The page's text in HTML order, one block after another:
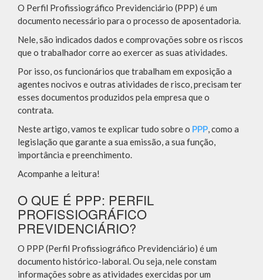
O Perfil Profissiográfico Previdenciário (PPP) é um
documento necessário para o processo de aposentadoria.
Nele, são indicados dados e comprovações sobre os riscos
que o trabalhador corre ao exercer as suas atividades.
Por isso, os funcionários que trabalham em exposição a
agentes nocivos e outras atividades de risco, precisam ter
esses documentos produzidos pela empresa que o
contrata.
Neste artigo, vamos te explicar tudo sobre o PPP, como a
legislação que garante a sua emissão, a sua função,
importância e preenchimento.
Acompanhe a leitura!
O QUE É PPP: PERFIL
PROFISSIOGRÁFICO
PREVIDENCIÁRIO?
O PPP (Perfil Profissiográfico Previdenciário) é um
documento histórico-laboral. Ou seja, nele constam
informações sobre as atividades exercidas por um